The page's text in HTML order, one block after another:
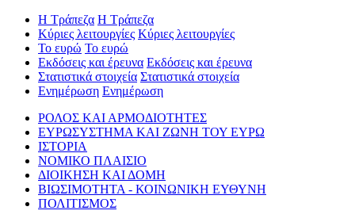
Η Τράπεζα Η Τράπεζα
Κύριες λειτουργίες Κύριες λειτουργίες
Το ευρώ Το ευρώ
Εκδόσεις και έρευνα Εκδόσεις και έρευνα
Στατιστικά στοιχεία Στατιστικά στοιχεία
Ενημέρωση Ενημέρωση
ΡΟΛΟΣ ΚΑΙ ΑΡΜΟΔΙΟΤΗΤΕΣ
ΕΥΡΩΣΥΣΤΗΜΑ ΚΑΙ ΖΩΝΗ ΤΟΥ ΕΥΡΩ
ΙΣΤΟΡΙΑ
ΝΟΜΙΚΟ ΠΛΑΙΣΙΟ
ΔΙΟΙΚΗΣΗ ΚΑΙ ΔΟΜΗ
ΒΙΩΣΙΜΟΤΗΤΑ - ΚΟΙΝΩΝΙΚΗ ΕΥΘΥΝΗ
ΠΟΛΙΤΙΣΜΟΣ